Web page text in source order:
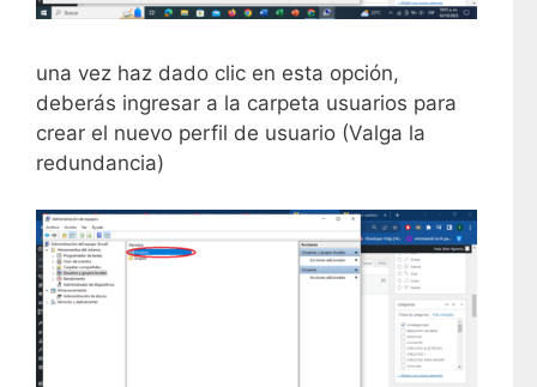
una vez haz dado clic en esta opción,
deberás ingresar a la carpeta usuarios para
crear el nuevo perfil de usuario (Valga la
redundancia)